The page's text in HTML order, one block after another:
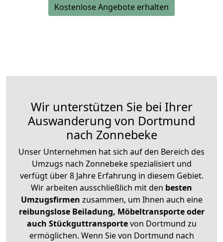
Kostenlose Angebote erhalten
Wir unterstützen Sie bei Ihrer
Auswanderung von Dortmund
nach Zonnebeke
Unser Unternehmen hat sich auf den Bereich des
Umzugs nach Zonnebeke spezialisiert und
verfügt über 8 Jahre Erfahrung in diesem Gebiet.
Wir arbeiten ausschließlich mit den besten
Umzugsfirmen zusammen, um Ihnen auch eine
reibungslose Beiladung, Möbeltransporte oder
auch Stückguttransportevon Dortmund zu
ermöglichen. Wenn Sie von Dortmund nach